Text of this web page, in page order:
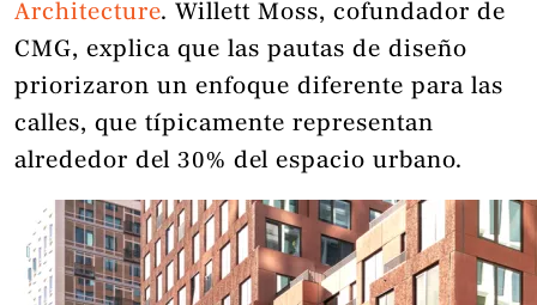
Architecture. Willett Moss, cofundador de
CMG, explica que las pautas de diseño
priorizaron un enfoque diferente para las
calles, que típicamente representan
alrededor del 30% del espacio urbano.